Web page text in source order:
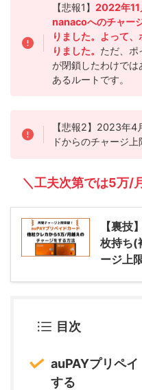
【悲報1】2022年11
nanacoへのチャー
りました。よって
りました。 ただ、ポ
が閉鎖したわけで
あるルートです。
【悲報2】2023年4
ドからのチャージ
＼工夫次第では5万/
【裏技
枚持ち(
ージ上
目次
auPAYプリペ
する